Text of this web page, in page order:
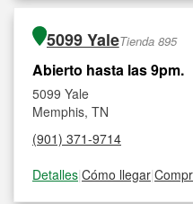
5099 YaleTienda 895
Abierto hasta las 9pm.
5099 Yale
Memphis, TN
(901) 371-9714
Detalles|Cómo llegar|